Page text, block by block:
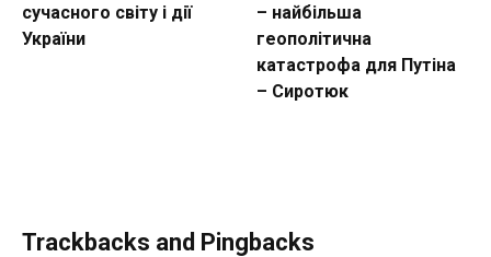
сучасного світу і дії
України
– найбільша
геополітична
катастрофа для Путіна
– Сиротюк
Trackbacks and Pingbacks